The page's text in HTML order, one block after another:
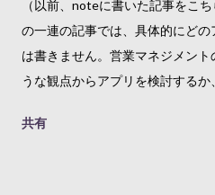
（以前、noteに書いた記事をこ
の一連の記事では、具体的にど
は書きません。営業マネジメン
うな観点からアプリを検討する
それで「何をしたいのか」とい
共有